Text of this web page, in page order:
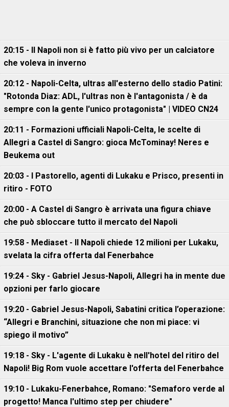
20:15 - Il Napoli non si è fatto più vivo per un calciatore
che voleva in inverno
20:12 - Napoli-Celta, ultras all'esterno dello stadio Patini:
"Rotonda Diaz: ADL, l'ultras non è l'antagonista / è da
sempre con la gente l'unico protagonista" | VIDEO CN24
20:11 - Formazioni ufficiali Napoli-Celta, le scelte di
Allegri a Castel di Sangro: gioca McTominay! Neres e
Beukema out
20:03 - I Pastorello, agenti di Lukaku e Prisco, presenti in
ritiro - FOTO
20:00 - A Castel di Sangro è arrivata una figura chiave
che può sbloccare tutto il mercato del Napoli
19:58 - Mediaset - Il Napoli chiede 12 milioni per Lukaku,
svelata la cifra offerta dal Fenerbahce
19:24 - Sky - Gabriel Jesus-Napoli, Allegri ha in mente due
opzioni per farlo giocare
19:20 - Gabriel Jesus-Napoli, Sabatini critica l’operazione:
“Allegri e Branchini, situazione che non mi piace: vi
spiego il motivo”
19:18 - Sky - L'agente di Lukaku è nell'hotel del ritiro del
Napoli! Big Rom vuole accettare l'offerta del Fenerbahce
19:10 - Lukaku-Fenerbahce, Romano: "Semaforo verde al
progetto! Manca l'ultimo step per chiudere"